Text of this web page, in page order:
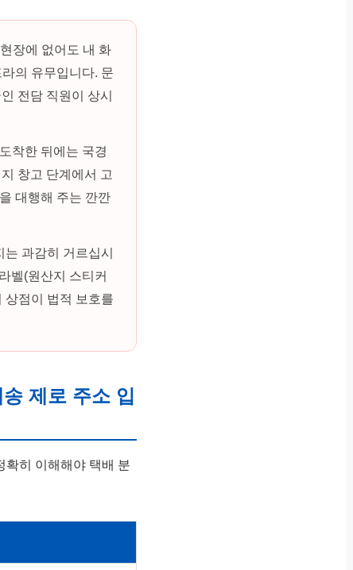
장에 없어도 내 화
의 유무입니다. 문
전담 직원이 상시
착한 뒤에는 국경
창고 단계에서 고
대행해 주는 깐깐
과감히 거르십시
벨(원산지 스티커
상점이 법적 보호를
제로 주소 입
확히 이해해야 택배 분